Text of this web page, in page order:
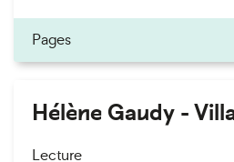
Pages
Hélène Gaudy -
Lecture